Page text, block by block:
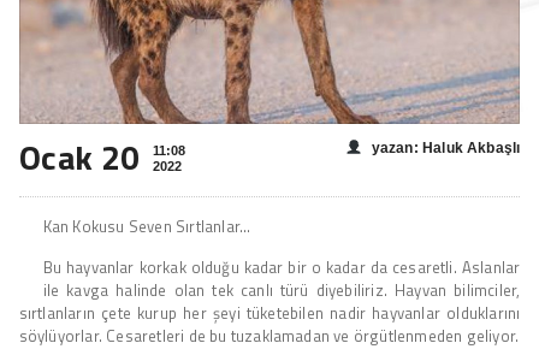
Ocak 20
11:08
2022
yazan: Haluk Akbaşlı
Kan Kokusu Seven Sırtlanlar…
Bu hayvanlar korkak olduğu kadar bir o kadar da cesaretli. Aslanlar
ile kavga halinde olan tek canlı türü diyebiliriz. Hayvan bilimciler,
sırtlanların çete kurup her şeyi tüketebilen nadir hayvanlar olduklarını
söylüyorlar. Cesaretleri de bu tuzaklamadan ve örgütlenmeden geliyor.